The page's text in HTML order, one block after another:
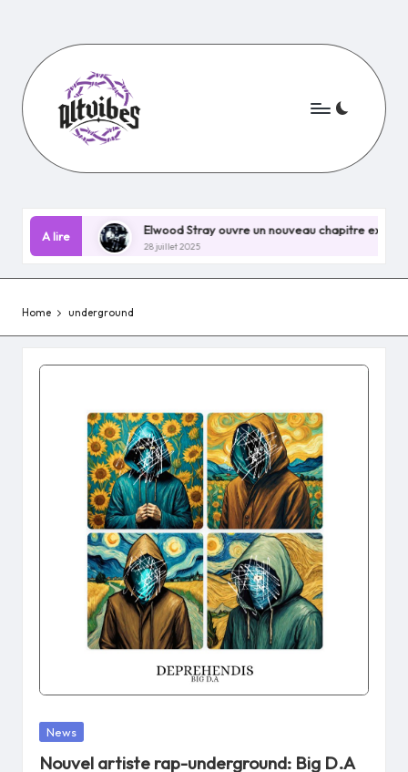
content
A lire Elwood Stray ouvre un nouveau chapitre explosif avec
28 juillet 2025
Home underground
Posted
News
Nouvel artiste rap-underground: Big D.A